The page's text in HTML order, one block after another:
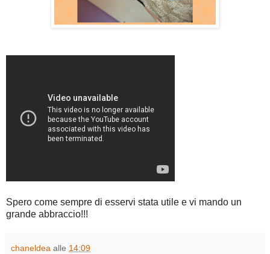
Spero come sempre di esservi stata utile e vi mando un
grande abbraccio!!!
chaneldea alle 14:09